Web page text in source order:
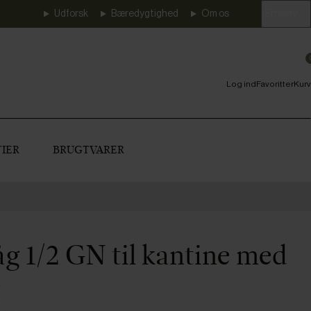
Udforsk Bæredygtighed Om os
Log indFavoritterKurv
BRUGTVARER
1/2 GN til kantine med